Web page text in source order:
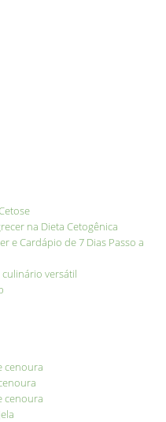
na Dieta Cetogênica
e Cardápio de 7 Dias Passo a
versátil
cenoura
cenoura